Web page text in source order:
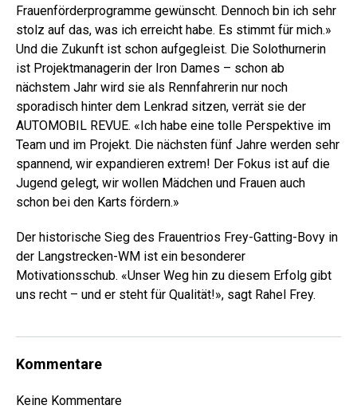
Frauenförderprogramme gewünscht. Dennoch bin ich sehr
stolz auf das, was ich erreicht habe. Es stimmt für mich.»
Und die Zukunft ist schon aufgegleist. Die Solothurnerin
ist Projektmanagerin der Iron Dames – schon ab
nächstem Jahr wird sie als Rennfahrerin nur noch
sporadisch hinter dem Lenkrad sitzen, verrät sie der
AUTOMOBIL REVUE. «Ich habe eine tolle Perspektive im
Team und im Projekt. Die nächsten fünf Jahre werden sehr
spannend, wir expandieren extrem! Der Fokus ist auf die
Jugend gelegt, wir wollen Mädchen und Frauen auch
schon bei den Karts fördern.»
Der historische Sieg des Frauentrios Frey-Gatting-Bovy in
der Langstrecken-WM ist ein besonderer
Motivationsschub. «Unser Weg hin zu diesem Erfolg gibt
uns recht – und er steht für Qualität!», sagt Rahel Frey.
Kommentare
Keine Kommentare